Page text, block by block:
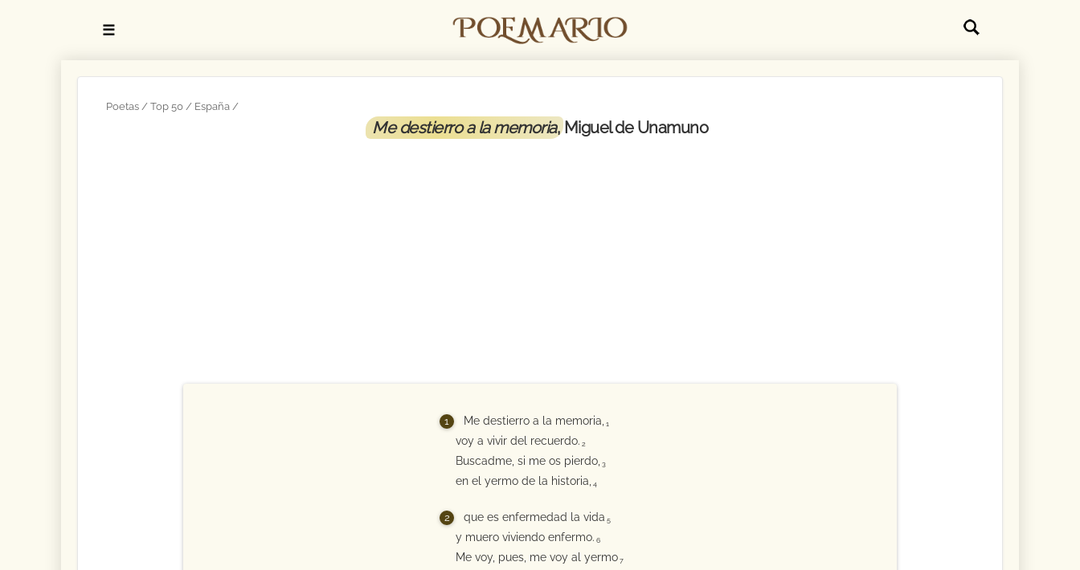
☰
Poetas Top 50 España
Me destierro a la memoria, Miguel de Unamuno
Me destierro a la memoria, 1
voy a vivir del recuerdo. 2
Buscadme, si me os pierdo, 3
en el yermo de la historia, 4
que es enfermedad la vida 5
y muero viviendo enfermo. 6
Me voy, pues, me voy al yermo 7